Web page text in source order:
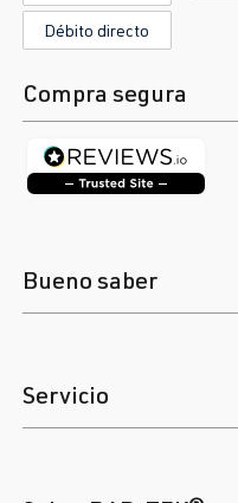
Débito directo
Compra segura
Bueno saber
Servicio